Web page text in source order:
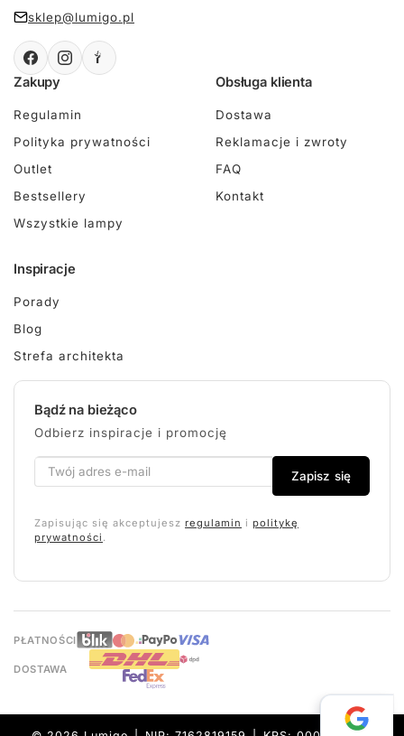
sklep@lumigo.pl
Zakupy
Regulamin
Polityka prywatności
Outlet
Bestsellery
Wszystkie lampy
Obsługa klienta
Dostawa
Reklamacje i zwroty
FAQ
Kontakt
Inspiracje
Porady
Blog
Strefa architekta
Bądź na bieżąco
Odbierz inspiracje i promocję
Zapisz się
Zapisując się akceptujesz regulamin i politykę
prywatności .
PŁATNOŚCI
DOSTAWA